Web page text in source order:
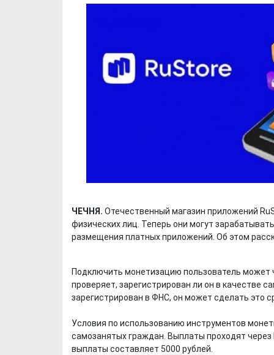
ЧЕЧНЯ. Отечественный магазин приложений
физических лиц. Теперь они могут
размещения платных приложений. Об этом
Подключить монетизацию пользователь может
проверяет, зарегистрирован ли он в качестве
зарегистрирован в ФНС, он может сделать это
Условия по использованию инструментов
самозанятых граждан. Выплаты проходят
выплаты составляет 5000 рублей.